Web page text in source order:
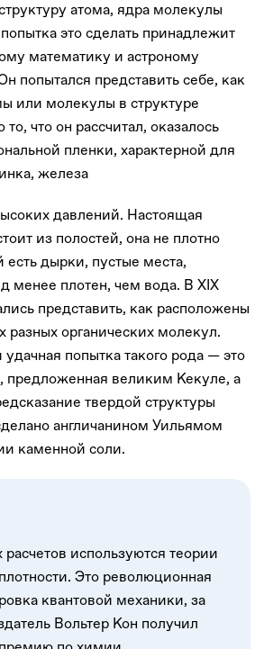
атома, ядра молекулы
это сделать принадлежит
математику и астроному
попытался представить себе, как
или молекулы в структуре
что он рассчитал, оказалось
пленки, характерной для
железа
давлений. Настоящая
из полостей, она не плотно
есть дырки, пустые места,
менее плотен, чем вода. В XIX
представить, как расположены
разных органических молекул.
попытка такого рода — это
предложенная великим Кекуле, а
твердой структуры
англичанином Уильямом
каменной соли.
используются теории
Это революционная
квантовой механики, за
Вольтер Кон получил